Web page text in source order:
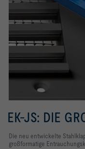
EK-JS: DIE
Die neu entwickelte
großformatige